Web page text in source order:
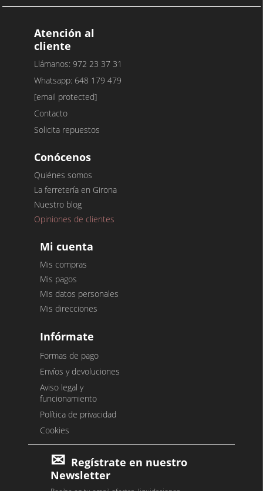
Atención al
cliente
Llámanos: 972 23 37 31
Whatsapp: 648 179 479
[email protected]
Contacto
Solicita repuestos
Conócenos
Quiénes somos
La ferretería en Girona
Nuestro blog
Opiniones de clientes
Mi cuenta
Mis compras
Mis pagos
Mis datos personales
Mis direcciones
Infórmate
Formas de pago
Envíos y devoluciones
Aviso legal y
funcionamiento
Política de privacidad
Cookies
Regístrate en nuestro
Newsletter